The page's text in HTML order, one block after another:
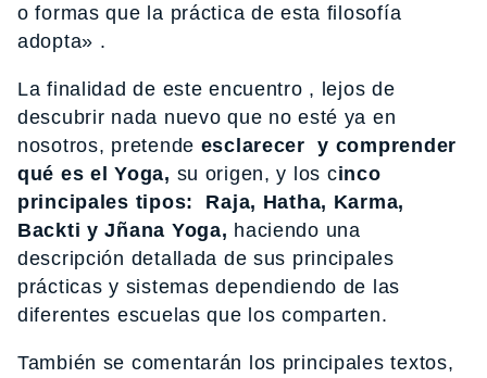
o formas que la práctica de esta filosofía
adopta» .
La finalidad de este encuentro , lejos de
descubrir nada nuevo que no esté ya en
nosotros, pretende esclarecer y comprender
qué es el Yoga, su origen, y los cinco
principales tipos: Raja, Hatha, Karma,
Backti y Jñana Yoga, haciendo una
descripción detallada de sus principales
prácticas y sistemas dependiendo de las
diferentes escuelas que los comparten.
También se comentarán los principales textos,